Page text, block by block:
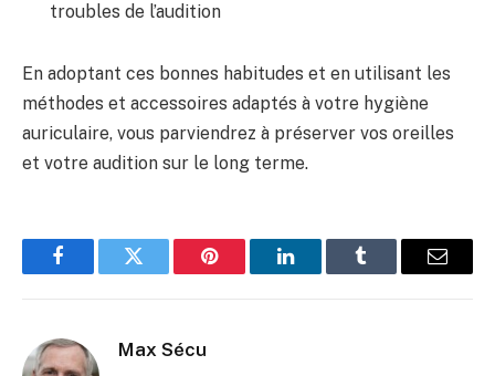
troubles de l’audition
En adoptant ces bonnes habitudes et en utilisant les
méthodes et accessoires adaptés à votre hygiène
auriculaire, vous parviendrez à préserver vos oreilles
et votre audition sur le long terme.
FacebookTwitter Pinterest LinkedInTumblr Email
Max Sécu